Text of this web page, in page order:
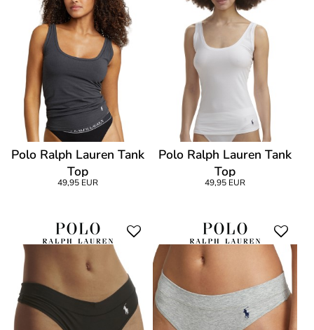
Polo Ralph Lauren Tank
Top
49,95 EUR
Polo Ralph Lauren Tank
Top
49,95 EUR